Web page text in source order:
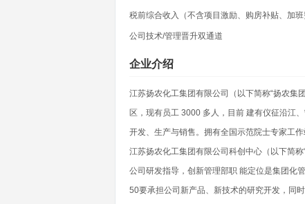
税前综合收入（不含项目激励、购房补贴、加
公司技术/管理晋升双通道
企业介绍
江苏扬农化工集团有限公司（以下简称“扬农集
区，现有员工 3000 多人，目前 建有仪征沿江
开发、生产与销售。拥有全国示范院士专家工
江苏扬农化工集团有限公司科创中心（以下简
公司研发指导，创新管理部职 能定位是集团化
50要承担公司新产品、新技术的研究开发，同